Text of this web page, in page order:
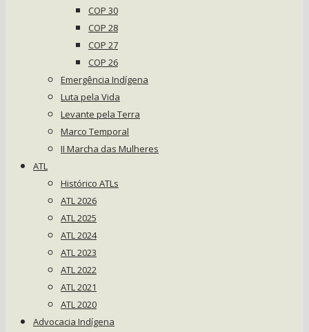
COP 30
COP 28
COP 27
COP 26
Emergência Indígena
Luta pela Vida
Levante pela Terra
Marco Temporal
II Marcha das Mulheres
ATL
Histórico ATLs
ATL 2026
ATL 2025
ATL 2024
ATL 2023
ATL 2022
ATL 2021
ATL 2020
Advocacia Indígena